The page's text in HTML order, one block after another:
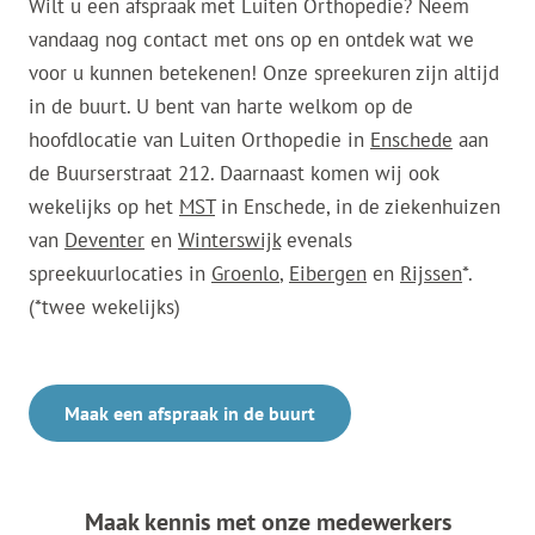
Wilt u een afspraak met Luiten Orthopedie? Neem
vandaag nog contact met ons op en ontdek wat we
voor u kunnen betekenen! Onze spreekuren zijn altijd
in de buurt. U bent van harte welkom op de
hoofdlocatie van Luiten Orthopedie in Enschede aan
de Buurserstraat 212. Daarnaast komen wij ook
wekelijks op het MSTin Enschede, in de ziekenhuizen
van Deventer en Winterswijkevenals
spreekuurlocaties in Groenlo, Eibergen en Rijssen*.
(*twee wekelijks)
Maak een afspraak in de buurt
Maak kennis met onze medewerkers